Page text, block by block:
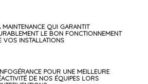
MAINTENANCE QUI GARANTIT
LE BON FONCTIONNEMENT
VOS INSTALLATIONS
POUR UNE MEILLEURE
DE NOS ÉQUIPES LORS